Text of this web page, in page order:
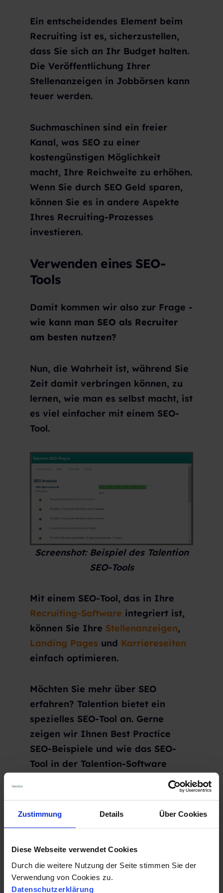
Zustimmung Details Über Cookies
Diese Webseite verwendet Cookies
Durch die weitere Nutzung der Seite stimmen Sie der
Verwendung von Cookies zu.
Datenschutzerklärung
Ein entscheidendes Element beim
Recruiting ist es, sicherzustellen,
dass Sie sich an Ihr Budget halten.
Die Veröffentlichung Ihrer
Stellenanzeigen in Jobbörsen kann
teuer werden.
Suchmaschinen sind ein freier
Kanal, was SEO zu einer
kostengünstigen Möglichkeit
macht, Ihre Reichweite zu erhöhen.
Wenn Sie durch SEO Geld sparen,
können Sie es in andere Aspekte
Ihres Recruiting-Prozesses
investieren.
Verwenden eines SEO-
Tools
Damit kommen wir also zur Frage -
wie kann man SEO als Recruiter
am besten nutzen?
Nun, die Wahrheit ist, während Sie
Zeit damit verbringen können, zu
lernen, wie man es selbst macht, ist
es viel einfacher mit einem SEO-
Tool.
Screenshot: Beispiel des Talention
SEO-Tools
Mit einem SEO-Tool, das in Ihre
Recruiting-Software integriert ist,
können Sie Ihre Stellenanzeigen,
Landing Pages und Karriereseiten
einfach optimieren.
Möchten Sie mehr über SEO
erfahren? Talention bietet ein
spezielles SEO-Tool an. Gerne
zeigen wir Ihnen Best Practice
SEO-Beispiele und wie das SEO-
Tool in der Talention-Software
funktioniert. Fordern Sie einfach
hier eine kostenlose Demo an und
jemand wird sich in Kürze mit